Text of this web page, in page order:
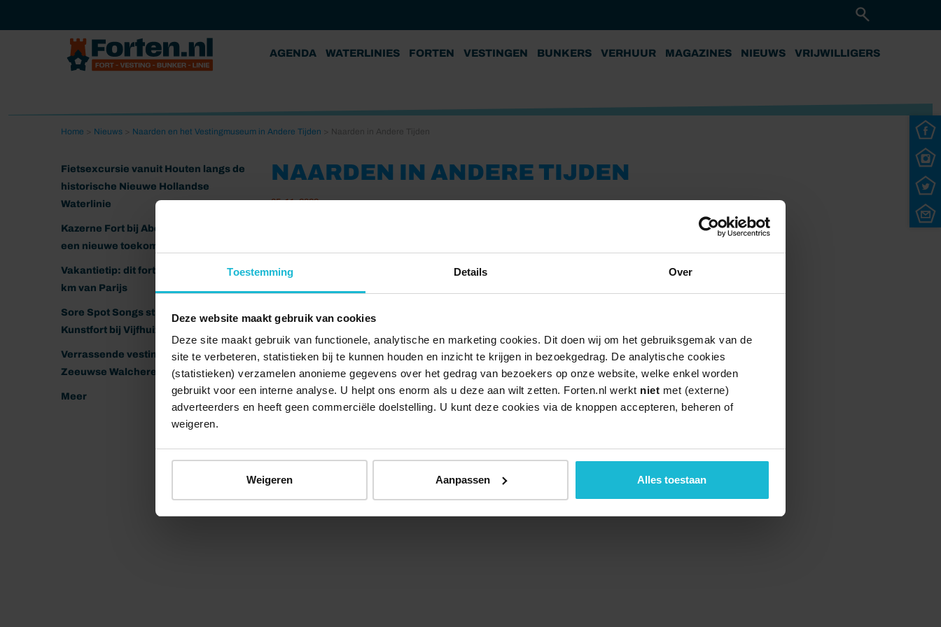
Toestemming Details Over
Deze website maakt gebruik van cookies
Deze site maakt gebruik van functionele, analytische en marketing cookies. Dit doen wij om het gebruiksgemak van de
site te verbeteren, statistieken bij te kunnen houden en inzicht te krijgen in bezoekgedrag. De analytische cookies
(statistieken) verzamelen anonieme gegevens over het gedrag van bezoekers op onze website, welke enkel worden
gebruikt voor een interne analyse. U helpt ons enorm als u deze aan wilt zetten. Forten.nl werkt niet met (externe)
adverteerders en heeft geen commerciële doelstelling. U kunt deze cookies via de knoppen accepteren, beheren of
weigeren.
Weigeren Aanpassen Alles toestaan
AGENDA WATERLINIES FORTEN VESTINGEN BUNKERS VERHUUR MAGAZINES NIEUWS VRIJWILLIGERS
Home Nieuws Naarden en het Vestingmuseum in Andere Tijden
Fietsexcursie vanuit Houten langs de
historische Nieuwe Hollandse
Waterlinie
Kazerne Fort bij Abcoude klaar voor
een nieuwe toekomst
Vakantietip: dit fort ligt nog geen 20
km van Parijs
Sore Spot Songs strijkt neer op het
Kunstfort bij Vijfhuizen
Verrassende vestingen van het
Zeeuwse Walcheren
Meer
NAARDEN IN ANDERE TIJDEN
05-11-2022
© 2026 Stichting Forten Nederland Over ons Doneer nu Disclaimer Contact Forten.nl wordt ondersteund door de